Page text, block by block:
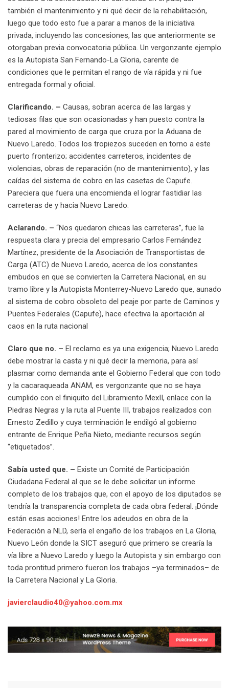
también el mantenimiento y ni qué decir de la rehabilitación,
luego que todo esto fue a parar a manos de la iniciativa
privada, incluyendo las concesiones, las que anteriormente se
otorgaban previa convocatoria pública. Un vergonzante ejemplo
es la Autopista San Fernando-La Gloria, carente de
condiciones que le permitan el rango de vía rápida y ni fue
entregada formal y oficial.
Clarificando. – Causas, sobran acerca de las largas y
tediosas filas que son ocasionadas y han puesto contra la
pared al movimiento de carga que cruza por la Aduana de
Nuevo Laredo. Todos los tropiezos suceden en torno a este
puerto fronterizo; accidentes carreteros, incidentes de
violencias, obras de reparación (no de mantenimiento), y las
caídas del sistema de cobro en las casetas de Capufe.
Pareciera que fuera una encomienda el lograr fastidiar las
carreteras de y hacia Nuevo Laredo.
Aclarando. – “Nos quedaron chicas las carreteras”, fue la
respuesta clara y precia del empresario Carlos Fernández
Martínez, presidente de la Asociación de Transportistas de
Carga (ATC) de Nuevo Laredo, acerca de los constantes
embudos en que se convierten la Carretera Nacional, en su
tramo libre y la Autopista Monterrey-Nuevo Laredo que, aunado
al sistema de cobro obsoleto del peaje por parte de Caminos y
Puentes Federales (Capufe), hace efectiva la aportación al
caos en la ruta nacional
Claro que no. – El reclamo es ya una exigencia; Nuevo Laredo
debe mostrar la casta y ni qué decir la memoria, para así
plasmar como demanda ante el Gobierno Federal que con todo
y la cacaraqueada ANAM, es vergonzante que no se haya
cumplido con el finiquito del Libramiento MexII, enlace con la
Piedras Negras y la ruta al Puente III, trabajos realizados con
Ernesto Zedillo y cuya terminación le endilgó al gobierno
entrante de Enrique Peña Nieto, mediante recursos según
“etiquetados”.
Sabía usted que. – Existe un Comité de Participación
Ciudadana Federal al que se le debe solicitar un informe
completo de los trabajos que, con el apoyo de los diputados se
tendría la transparencia completa de cada obra federal. ¡Dónde
están esas acciones! Entre los adeudos en obra de la
Federación a NLD, sería el engaño de los trabajos en La Gloria,
Nuevo León donde la SICT aseguró que primero se crearía la
vía libre a Nuevo Laredo y luego la Autopista y sin embargo con
toda prontitud primero fueron los trabajos –ya terminados– de
la Carretera Nacional y La Gloria.
javierclaudio40@yahoo.com.mx